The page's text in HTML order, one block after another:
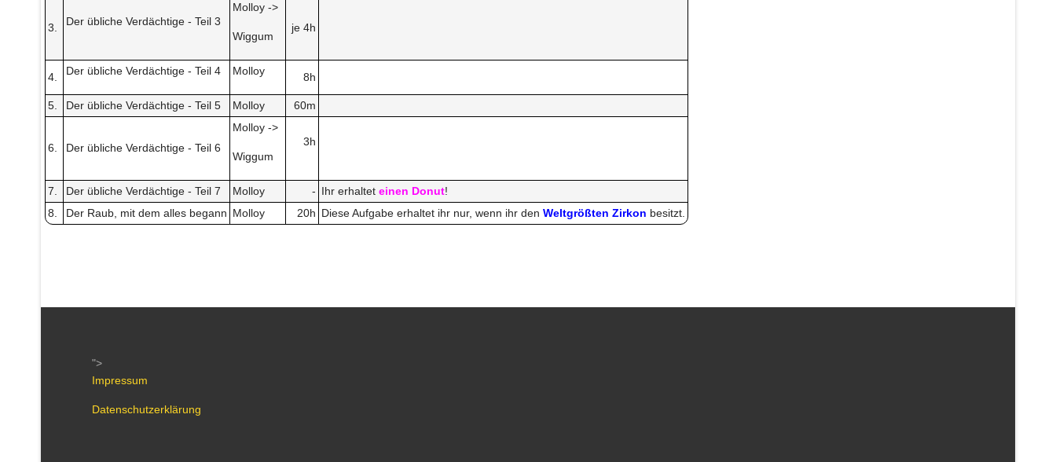
3. Der übliche Verdächtige - Teil 3
Molloy ->
Wiggum
je 4h
4. Der übliche Verdächtige - Teil 4 Molloy 8h
5. Der übliche Verdächtige - Teil 5 Molloy 60m
6. Der übliche Verdächtige - Teil 6
Molloy ->
Wiggum
3h
7. Der übliche Verdächtige - Teil 7 Molloy - Ihr erhaltet einen Donut!
8.
Der Raub, mit dem alles begann Molloy 20h Diese Aufgabe erhaltet ihr nur, wenn ihr den Weltgrößten Zirkon besitzt.
">
Impressum
Datenschutzerklärung